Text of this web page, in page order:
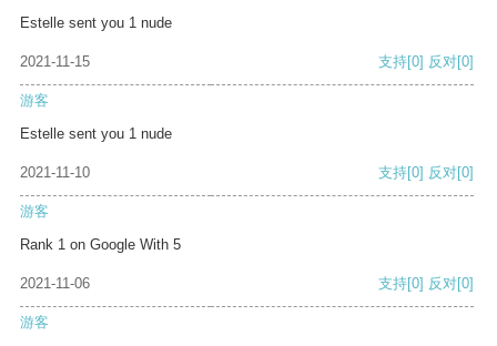
Estelle sent you 1 nude
2021-11-15 支持[0] 反对[0]
游客
Estelle sent you 1 nude
2021-11-10 支持[0] 反对[0]
游客
Rank 1 on Google With 5
2021-11-06 支持[0] 反对[0]
游客